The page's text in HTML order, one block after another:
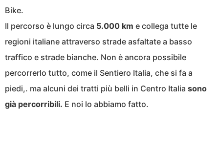
Bike.
Il percorso è lungo circa 5.000 km e collega tutte le
regioni italiane attraverso strade asfaltate a basso
traffico e strade bianche. Non è ancora possibile
percorrerlo tutto, come il Sentiero Italia, che si fa a
piedi,. ma alcuni dei tratti più belli in Centro Italia sono
già percorribili. E noi lo abbiamo fatto.